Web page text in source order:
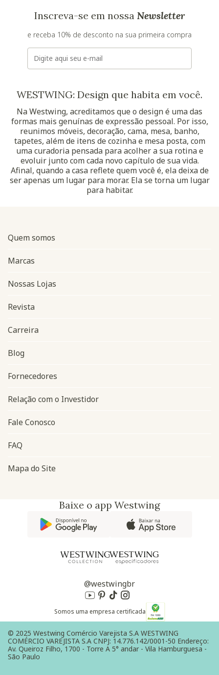
Inscreva-se em nossa Newsletter
e receba 10% de desconto na sua primeira compra
E-mail
WESTWING: Design que habita em você.
Na Westwing, acreditamos que o design é uma das
formas mais genuínas de expressão pessoal. Por isso,
reunimos móveis, decoração, cama, mesa, banho,
tapetes, além de itens de cozinha e mesa posta, com
uma curadoria pensada para acolher a sua rotina e
evoluir junto com cada novo capítulo de sua vida.
Afinal, quando a casa reflete quem você é, ela deixa de
ser apenas um lugar para morar. Ela se torna um lugar
para habitar.
Navegação do rodapé
Quem somos
Marcas
Nossas Lojas
Revista
Carreira
Blog
Fornecedores
Relação com o Investidor
Fale Conosco
FAQ
Mapa do Site
Baixe o app Westwing
@westwingbr
Somos uma empresa certificada
© 2025 Westwing Comércio Varejista S.A WESTWING
COMÉRCIO VAREJISTA S.A CNPJ: 14.776.142/0001-50 Endereço:
Av. Queiroz Filho, 1700 - Torre A 5° andar - Vila Hamburguesa -
São Paulo